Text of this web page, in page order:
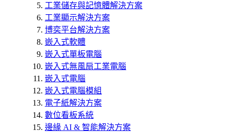
工業儲存與記憶體解決方案
工業顯示解決方案
博奕平台解決方案
嵌入式軟體
嵌入式單板電腦
嵌入式無風扇工業電腦
嵌入式電腦
嵌入式電腦模組
電子紙解決方案
數位看板系統
邊緣 AI & 智能解決方案